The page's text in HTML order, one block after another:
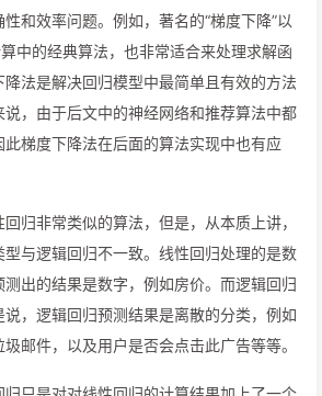
和效率问题。例如，著名的“梯度下降”以
中的经典算法，也非常适合来处理求解函
法是解决回归模型中最简单且有效的方法
，由于后文中的神经网络和推荐算法中都
梯度下降法在后面的算法实现中也有应
归非常类似的算法，但是，从本质上讲，
与逻辑回归不一致。线性回归处理的是数
出的结果是数字，例如房价。而逻辑回归
，逻辑回归预测结果是离散的分类，例如
邮件，以及用户是否会点击此广告等等。